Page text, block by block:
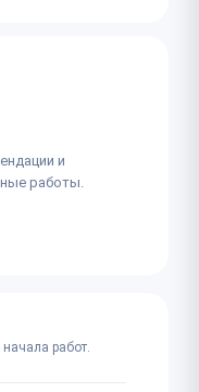
и
работы.
работ.